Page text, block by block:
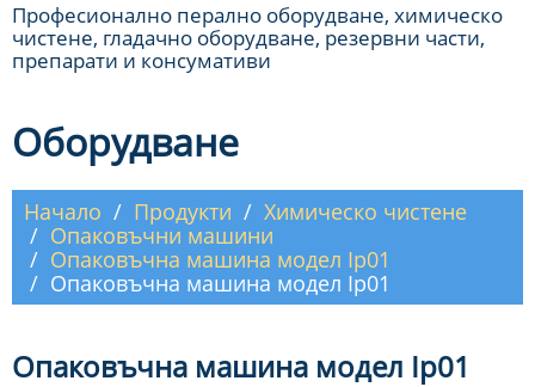
Професионално перално оборудване, химическо
чистене, гладачно оборудване, резервни части,
препарати и консумативи
Оборудване
Начало Продукти
Химическо чистене
Опаковъчни машини
Опаковъчна машина модел Ip01
Опаковъчна машина модел Ip01
Опаковъчна машина модел Ip01